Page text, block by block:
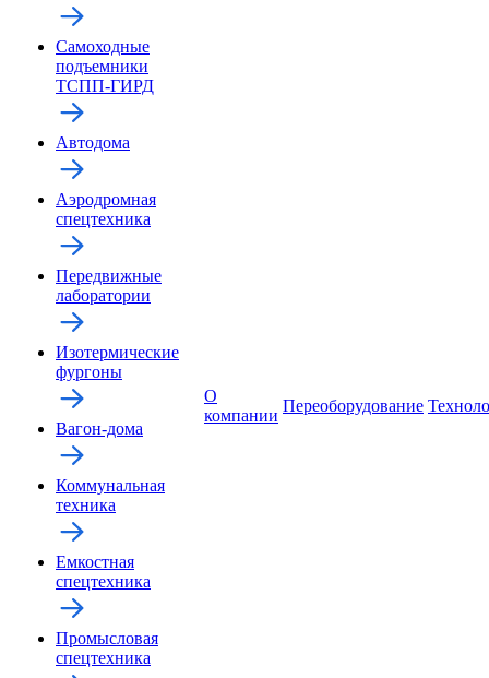
Самоходные
подъемники
ТСПП-ГИРД
Автодома
Аэродромная
спецтехника
Передвижные
лаборатории
Изотермические
фургоны
Вагон-дома
Коммунальная
техника
Емкостная
спецтехника
Промысловая
спецтехника
О
компании
Переоборудование